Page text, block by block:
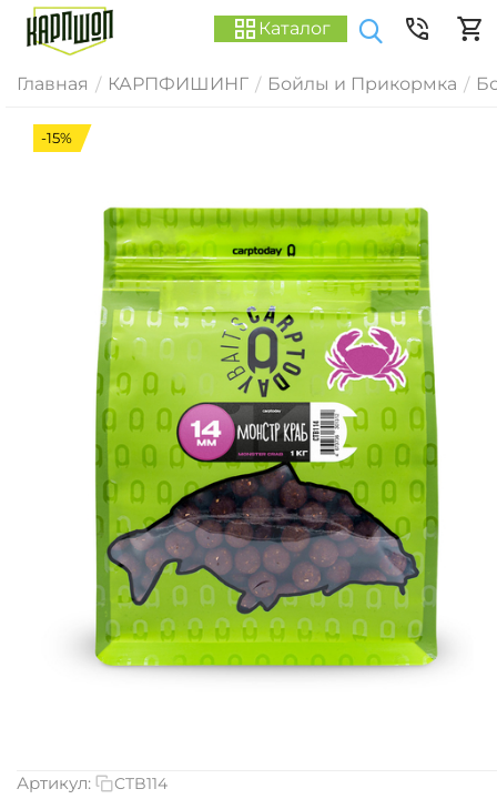
Каталог
Главная / КАРПФИШИНГ / Бойлы и Прикормка /
-15%
Артикул: CTB114